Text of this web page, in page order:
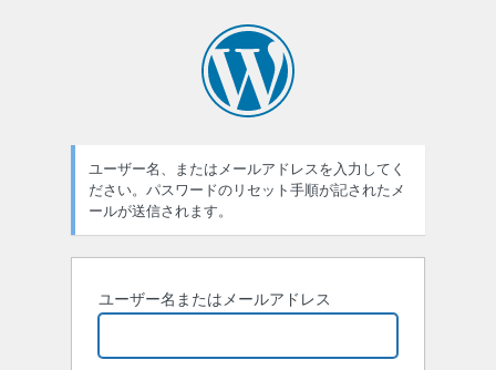
ユーザー名、またはメールアドレスを入力してく
ださい。パスワードのリセット手順が記されたメ
ールが送信されます。
ユーザー名またはメールアドレス